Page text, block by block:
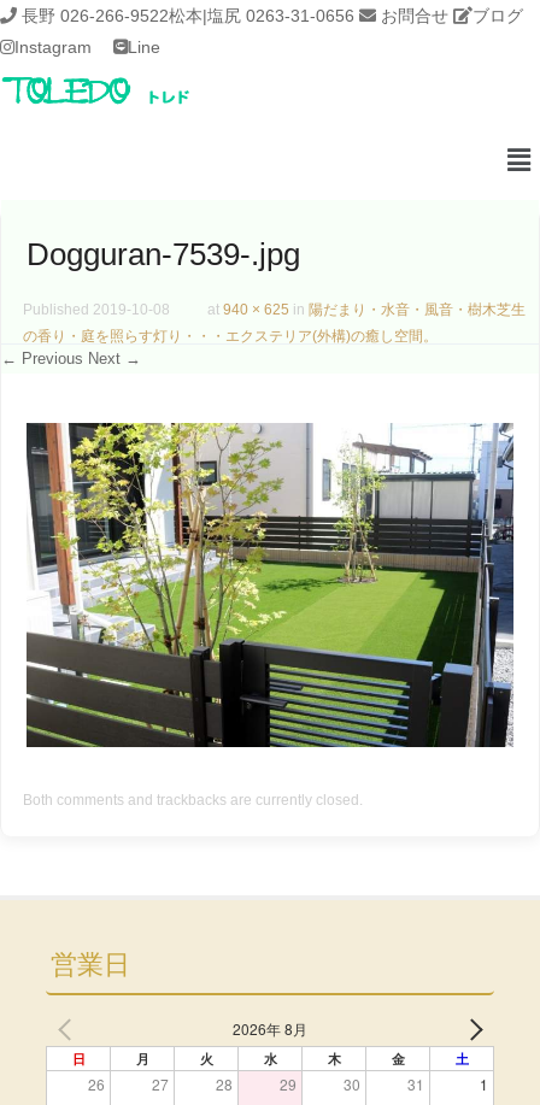
長野 026-266-9522松本|塩尻 0263-31-0656 お問合せ
ブログ
Instagram
Line
Dogguran-7539-.jpg
Published 2019-10-08 at 940 × 625 in 陽だまり・水音・風音・樹木芝生
の香り・庭を照らす灯り・・・エクステリア(外構)の癒し空間。
← Previous Next →
Both comments and trackbacks are currently closed.
営業日
2026年 8月
日 月 火 水 木 金 土
26 27 28 29 30 31 1